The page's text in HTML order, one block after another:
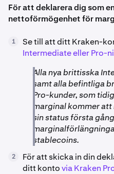
För att deklarera dig som
nettoförmögenhet för
1
Se till att ditt Kraken-
Intermediate eller Pro-
Alla nya brittisska
samt alla befintliga
Pro-kunder, som
marginal kommer
sin status första
stablecoins.
2
För att skicka in din
ditt kontovia Kraken